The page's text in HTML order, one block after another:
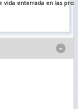
vida enterrada en las